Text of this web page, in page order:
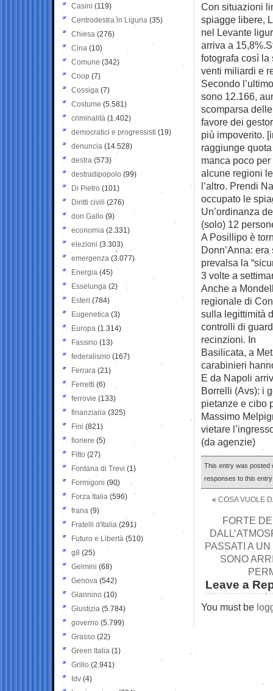
Con situazioni
spiagge libere,
nel Levante
arriva a
fotografa così la
venti miliardi e
Secondo
sono 12.166,
scomparsa
favore dei
più impoverito.
raggiunge
manca poco
alcune regioni
l’altro. Prendi
occupato le
Un’ordinanza
(solo) 12
A Posillipo è
Donn’Anna:
prevalsa la
3 volte a
Anche a
regionale di
sulla legittimità
controlli di
recinzioni. In
Basilicata, a
carabinieri
E da Napoli
Borrelli (Avs): i
pietanze e cibo
Massimo
vietare
(da agenzie)
This entry was posted
responses to this
« COSA VUOLE
FORTE
PASSATI A
SONO
Leave a
You must be
Casini (119)
Centrodestra in Liguria (35)
Chiesa (276)
Cina (10)
Comune (342)
Coop (7)
Cossiga (7)
Costume (5.581)
criminalità (1.402)
democratici e progressisti (19)
denuncia (14.528)
destra (573)
destradipopolo (99)
Di Pietro (101)
Diritti civili (276)
don Gallo (9)
economia (2.331)
elezioni (3.303)
emergenza (3.077)
Energia (45)
Esselunga (2)
Esteri (784)
Eugenetica (3)
Europa (1.314)
Fassino (13)
federalismo (167)
Ferrara (21)
Ferretti (6)
ferrovie (133)
finanziaria (325)
Fini (821)
fioriere (5)
Fitto (27)
Fontana di Trevi (1)
Formigoni (90)
Forza Italia (596)
frana (9)
Fratelli d'Italia (291)
Futuro e Libertà (510)
g8 (25)
Gelmini (68)
Genova (542)
Giannino (10)
Giustizia (5.784)
governo (5.799)
Grasso (22)
Green Italia (1)
Grillo (2.941)
Idv (4)